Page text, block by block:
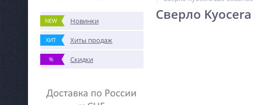
NEW Новинки
ХИТ Хиты продаж
% Скидки
Сверло Kyocera